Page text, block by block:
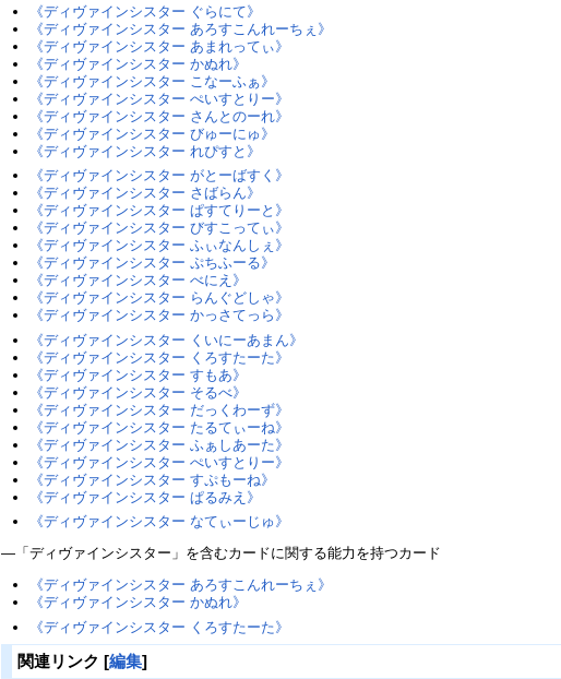
《ディヴァインシスター ぐらにて》
《ディヴァインシスター あろすこんれーちぇ》
《ディヴァインシスター あまれってぃ》‎
《ディヴァインシスター かぬれ》
《ディヴァインシスター こなーふぁ》
《ディヴァインシスター ぺいすとりー》
《ディヴァインシスター さんとのーれ》‎
《ディヴァインシスター びゅーにゅ》
《ディヴァインシスター れぴすと》
《ディヴァインシスター がとーばすく》
《ディヴァインシスター さばらん》‎
《ディヴァインシスター ぱすてりーと》
《ディヴァインシスター びすこってぃ》
《ディヴァインシスター ふぃなんしぇ》
《ディヴァインシスター ぷちふーる》
《ディヴァインシスター べにえ》‎
《ディヴァインシスター らんぐどしゃ》‎
《ディヴァインシスター かっさてっら》‎
《ディヴァインシスター くいにーあまん》
《ディヴァインシスター くろすたーた》
《ディヴァインシスター すもあ》‎
《ディヴァインシスター そるべ》‎
《ディヴァインシスター だっくわーず》‎
《ディヴァインシスター たるてぃーね》
《ディヴァインシスター ふぁしあーた》
《ディヴァインシスター ぺいすとりー》
《ディヴァインシスター すぷもーね》‎
《ディヴァインシスター ぱるみえ》‎
《ディヴァインシスター なてぃーじゅ》
―「ディヴァインシスター」を含むカードに関する能力を持つカード
《ディヴァインシスター あろすこんれーちぇ》
《ディヴァインシスター かぬれ》
《ディヴァインシスター くろすたーた》
関連リンク [編集]